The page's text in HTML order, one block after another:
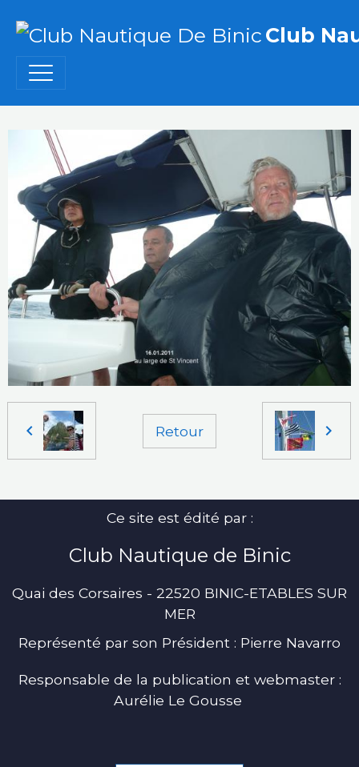
Club
Retour
Ce site est édité par :
Club Nautique de Binic
Quai des Corsaires - 22520 BINIC-ETABLES SUR
MER
Représenté par son Président : Pierre Navarro
Responsable de la publication et webmaster :
Aurélie Le Gousse